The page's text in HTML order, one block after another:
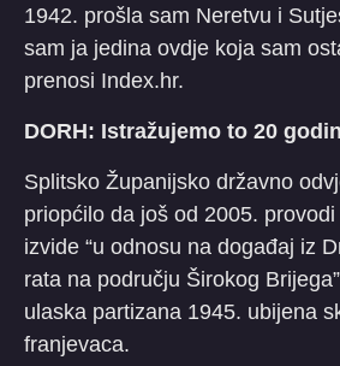
1942. prošla sam Neretvu i
sam ja jedina ovdje koja sam
prenosi Index.hr.
DORH: Istražujemo to 20
Splitsko Županijsko državno
priopćilo da još od 2005.
izvide “u odnosu na događaj iz
rata na području Širokog
ulaska partizana 1945. ubijena
franjevaca.